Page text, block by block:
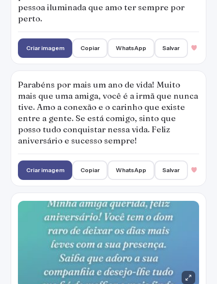
pessoa iluminada que amo ter sempre por
perto.
Criar imagem Copiar WhatsApp Salvar
Parabéns por mais um ano de vida! Muito
mais que uma amiga, você é a irmã que nunca
tive. Amo a conexão e o carinho que existe
entre a gente. Se está comigo, sinto que
posso tudo conquistar nessa vida. Feliz
aniversário e sucesso sempre!
Criar imagem Copiar WhatsApp Salvar